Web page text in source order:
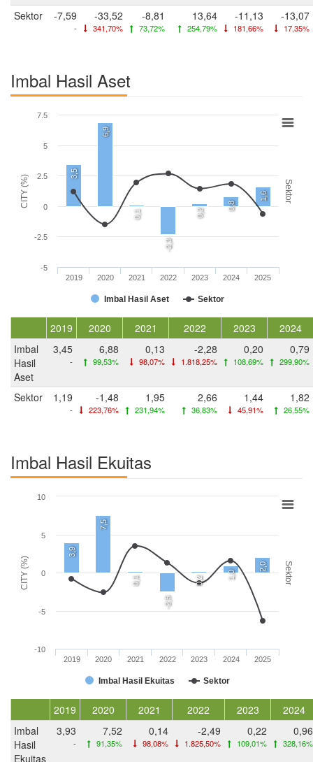
Sektor
-7,59
-
-33,52
341,70%
-8,81
73,72%
13,64
254,79%
-11,13
181,66%
-13,07
17,35%
Imbal Hasil Aset
CITY (%) Sektor
3,5
6,9
0,1
-2,3
0,2
0,8
1,6
Imbal Hasil Aset Sektor
2019 2020 2021 2022 2023 2024 2025
-5
-2.5
0
2.5
5
7.5
2019 2020 2021 2022 2023
2024
Imbal
Hasil
Aset
3,45
-
6,88
99,53%
0,13
98,07%
-2,28
1.818,25%
0,20
108,69%
0,79
299,90%
Sektor 1,19
-
-1,48
223,76%
1,95
231,94%
2,66
36,83%
1,44
45,91%
1,82
26,55%
Imbal Hasil Ekuitas
CITY (%) Sektor
3,9
7,5
0,1
-2,5
0,2
1,0
2,0
Imbal Hasil Ekuitas Sektor
2019 2020 2021 2022 2023 2024 2025
-10
-5
0
5
10
2019 2020 2021 2022 2023
2024
Imbal
Hasil
Ekuitas
3,93
-
7,52
91,35%
0,14
98,08%
-2,49
1.825,50%
0,22
109,01%
0,96
328,16%